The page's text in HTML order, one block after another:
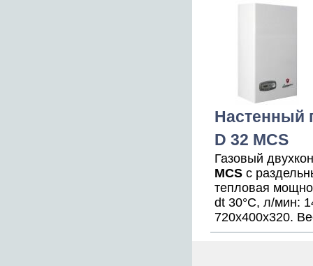
Настенный
D 32 MCS
Газовый
MCS с
тепловая
dt 30°С, л/мин:
720x400x320.